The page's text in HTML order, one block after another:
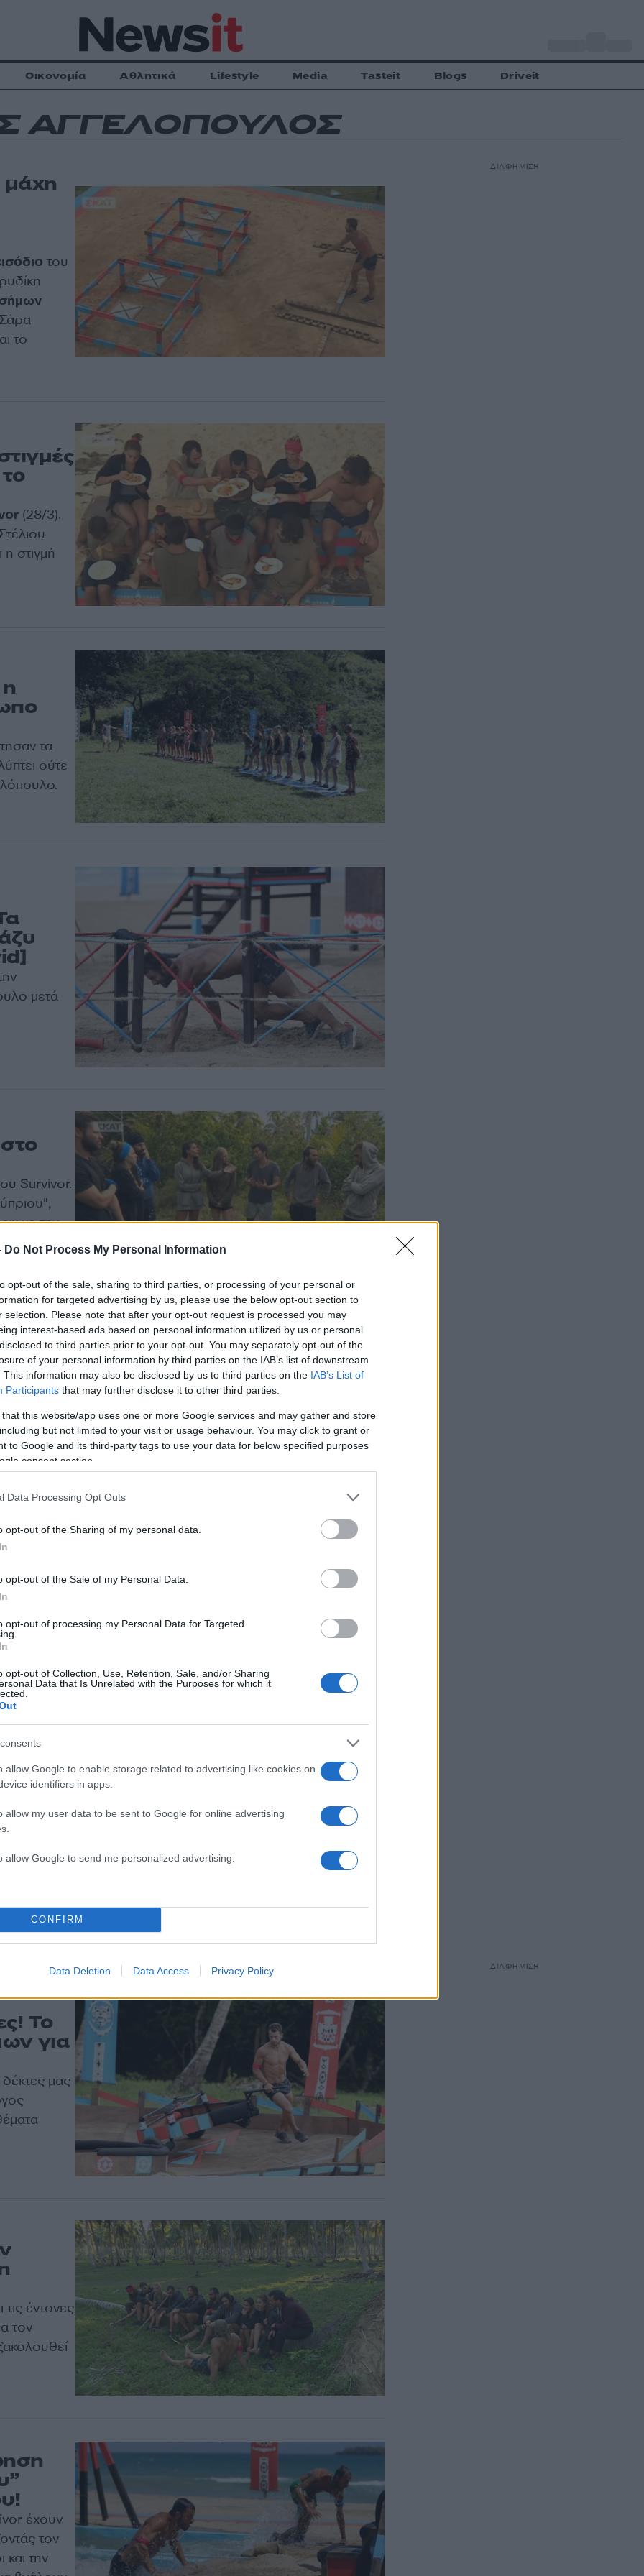
Do Not Process My Personal Information
opt-out of the sale, sharing to third parties, or processing of your personal or
for targeted advertising by us, please use the below opt-out section to
selection. Please note that after your opt-out request is processed you may
interest-based ads based on personal information utilized by us or personal
to third parties prior to your opt-out. You may separately opt-out of the
of your personal information by third parties on the IAB’s list of downstream
This information may also be disclosed by us to third parties on the IAB’s List of
Participants that may further disclose it to other third parties.
that this website/app uses one or more Google services and may gather and store
but not limited to your visit or usage behaviour. You may click to grant or
to Google and its third-party tags to use your data for below specified purposes
consent section.
Data Processing Opt Outs
opt-out of the Sharing of my personal data.
opt-out of the Sale of my Personal Data.
opt-out of processing my Personal Data for Targeted
opt-out of Collection, Use, Retention, Sale, and/or Sharing
Data that Is Unrelated with the Purposes for which it
allow Google to enable storage related to advertising like cookies on
identifiers in apps.
allow my user data to be sent to Google for online advertising
allow Google to send me personalized advertising.
CONFIRM
Data Deletion Data Access Privacy Policy
Οικονομία Αθλητικά Lifestyle Media Tasteit Blogs Driveit
ΑΓΓΕΛΟΠΟΥΛΟΣ
μάχη
του
το
(28/3).
στιγμή
τα
ούτε
μετά
Survivor.
με την
της
να
της
Survivor: Όταν ο Γιώργος
Αγγελόπουλος έπαιζε στον
Ολυμπιακό Βόλου [pics, vid]
Θεωρείται ίσως το μεγαλύτερο φαβορί για το
35χρονος Γιώργος Αγγελόπουλος από τη Σκιάθο
εξαιρετική φυσική κατάσταση.
ΔΙΑΦΗΜΙΣΗ
Το
για
μας
έντονες
τον
έχουν
τον
την
ΔΙΑΦΗΜΙΣΗ